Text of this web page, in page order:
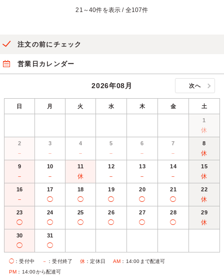
21～40件を表示 / 全107件
注文の前にチェック
営業日カレンダー
2026年08月 次へ
日 月 火 水 木 金 土
1
休
2
－
3
－
4
－
5
－
6
－
7
－
8
休
9
－
10
－
11
休
12
－
13
－
14
－
15
休
16
－
17
◯
18
◯
19
◯
20
◯
21
◯
22
休
23
◯
24
◯
25
◯
26
◯
27
◯
28
◯
29
休
30
◯
31
◯
◯ ：受付中 － ：受付終了 休 ：定休日 AM ：14:00まで配達可
PM ：14:00から配達可